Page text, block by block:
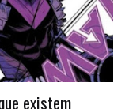
existem